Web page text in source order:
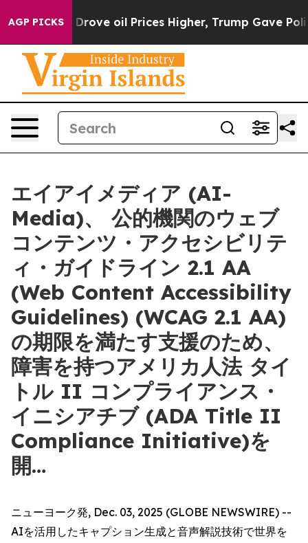
AGP PICKS
Iran Drove oil Prices Higher, Trump Gave
エイアイメディア (AI-
Media)、 公的機関のウェブ
コンテンツ・アクセシビリテ
ィ・ガイドライン 2.1 AA
(Web Content Accessibility
Guidelines) (WCAG 2.1 AA)
の期限を満たす支援のため、
障害を持つアメリカ人法 タイ
トル II コンプライアンス・
イニシアチブ (ADA Title II
Compliance Initiative)を
開…
ニューヨーク発, Dec. 03, 2025 (GLOBE NEWSWIRE) --
AIを活用したキャプション生成と音声解説技術で世界を